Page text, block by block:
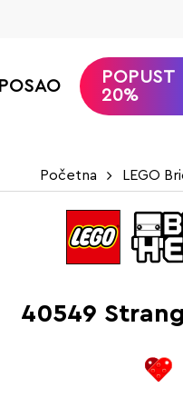
POSAO
POPUST
20%
Početna LEGO
40549